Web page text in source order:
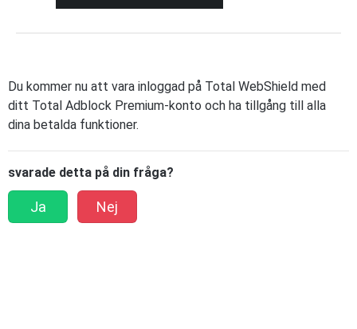
Du kommer nu att vara inloggad på Total WebShield med
ditt Total Adblock Premium-konto och ha tillgång till alla
dina betalda funktioner.
svarade detta på din fråga?
Ja Nej